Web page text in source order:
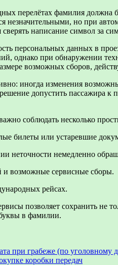
перелётах фамилия должна
незначительными, но при
написание символ за
персональных данных в
однако при обнаружении
возможных сборов,
иногда изменения
допустить пассажира
соблюдать несколько
билеты или устаревшие
неточности немедленно
и возможные сервисные сборы.
рейсах.
позволяет сохранить не
в фамилии.
при грабеже (по уголовному
коробки передач